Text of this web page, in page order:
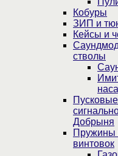
Кобуры
ЗИП и
Кейсы и
стволы
Добрыня
Пружины
винтовок